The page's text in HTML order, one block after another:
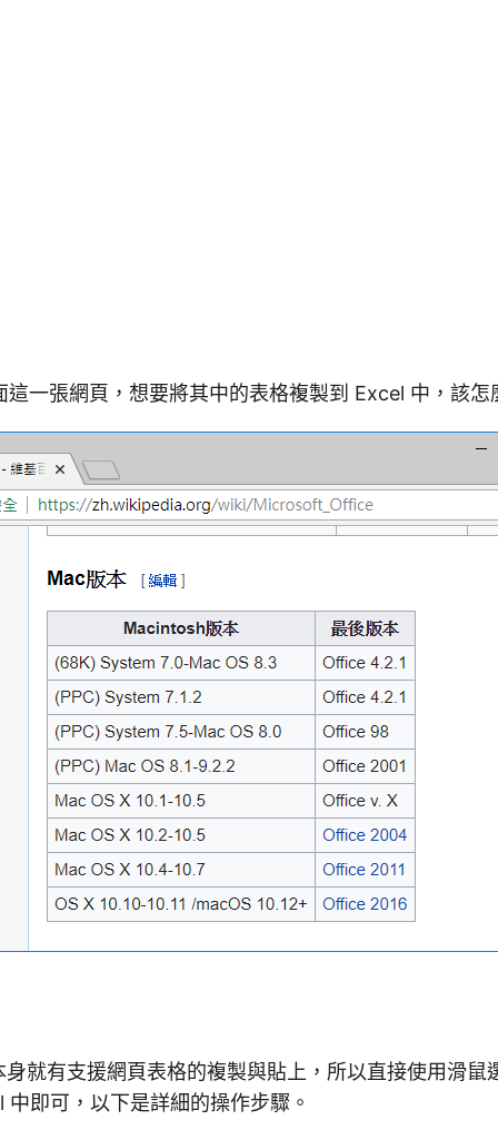
這一張網頁，想要將其中的表格複製到 Excel 中，該怎
就有支援網頁表格的複製與貼上，所以直接使用滑鼠
即可，以下是詳細的操作步驟。